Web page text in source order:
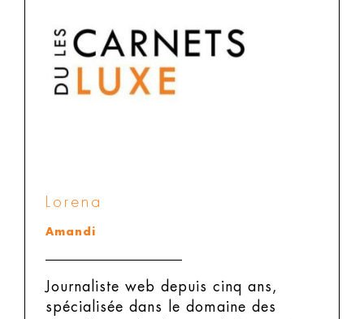
Lorena
Amandi
Journaliste web depuis cinq ans,
spécialisée dans le domaine des